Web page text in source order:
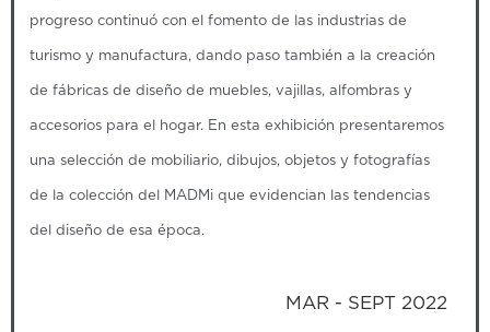
progreso continuó con el fomento de las industrias de
turismo y manufactura, dando paso también a la creación
de fábricas de diseño de muebles, vajillas, alfombras y
accesorios para el hogar. En esta exhibición presentaremos
una selección de mobiliario, dibujos, objetos y fotografías
de la colección del MADMi que evidencian las tendencias
del diseño de esa época.
MAR - SEPT 2022